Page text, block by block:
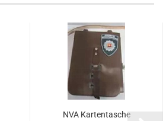
NVA Kartentasche